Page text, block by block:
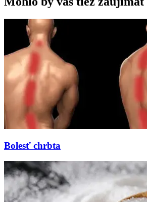
Bolesť chrbta